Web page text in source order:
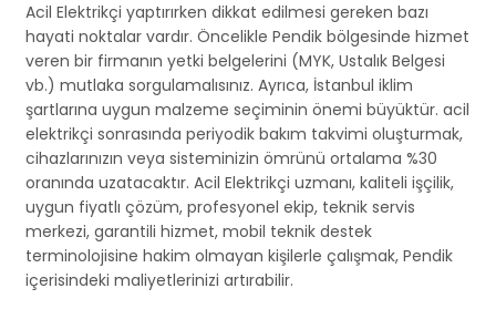
Acil Elektrikçi yaptırırken dikkat edilmesi gereken bazı
hayati noktalar vardır. Öncelikle Pendik bölgesinde hizmet
veren bir firmanın yetki belgelerini (MYK, Ustalık Belgesi
vb.) mutlaka sorgulamalısınız. Ayrıca, İstanbul iklim
şartlarına uygun malzeme seçiminin önemi büyüktür. acil
elektrikçi sonrasında periyodik bakım takvimi oluşturmak,
cihazlarınızın veya sisteminizin ömrünü ortalama %30
oranında uzatacaktır. Acil Elektrikçi uzmanı, kaliteli işçilik,
uygun fiyatlı çözüm, profesyonel ekip, teknik servis
merkezi, garantili hizmet, mobil teknik destek
terminolojisine hakim olmayan kişilerle çalışmak, Pendik
içerisindeki maliyetlerinizi artırabilir.